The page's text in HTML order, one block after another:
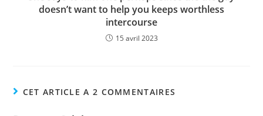
doesn’t want to help you keeps worthless
intercourse
15 avril 2023
CET ARTICLE A 2 COMMENTAIRES